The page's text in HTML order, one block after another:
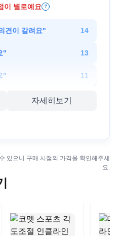
이 별로예요 ?
견이 갈려요" 14
" 13
" 11
자세히보기
있으니 구매 시점의 가격을 확인해주세
요.